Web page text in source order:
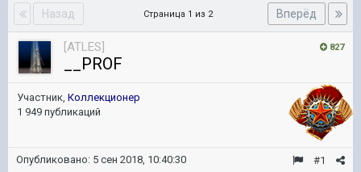
Назад Вперёд
Страница 1 из 2
827
[ATLES]
__PROF
Участник, Коллекционер
1 949 публикаций
#1
Опубликовано: 5 сен 2018, 10:40:30